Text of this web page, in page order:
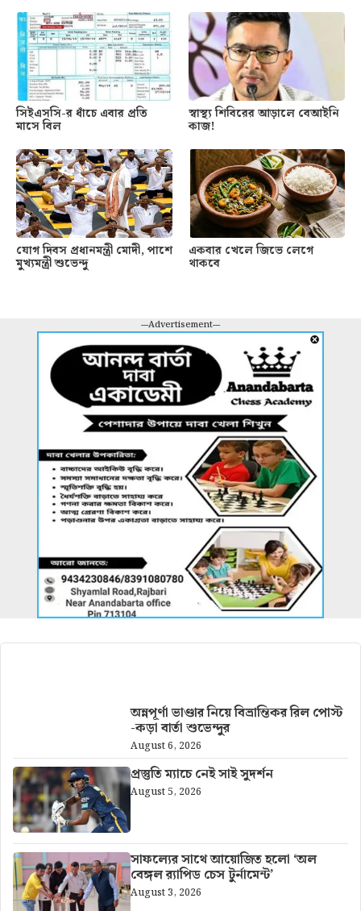
সিইএসসি-র ধাঁচে এবার প্রতি
মাসে বিল
স্বাস্থ্য শিবিরের আড়ালে বেআইনি
কাজ!
যোগ দিবস প্রধানমন্ত্রী মোদী, পাশে
মুখ্যমন্ত্রী শুভেন্দু
একবার খেলে জিভে লেগে
থাকবে
---Advertisement---
অন্নপূর্ণা ভাণ্ডার নিয়ে বিভ্রান্তিকর রিল পোস্ট
-কড়া বার্তা শুভেন্দুর
August 6, 2026
প্রস্তুতি ম্যাচে নেই সাই সুদর্শন
August 5, 2026
সাফল্যের সাথে আয়োজিত হলো ‘অল
বেঙ্গল র‍্যাপিড চেস টুর্নামেন্ট’
August 3, 2026